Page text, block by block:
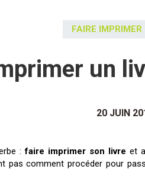
FAIRE IMPRIMER
un
20 JUIN
:faire imprimer son livre et
pas comment procéder pour